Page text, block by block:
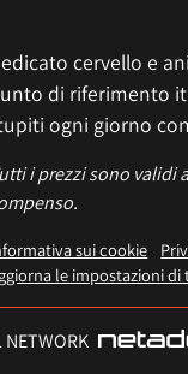
cervello e
di riferimento
ogni giorno
i prezzi sono validi
sui cookie
le impostazioni
NETWORK